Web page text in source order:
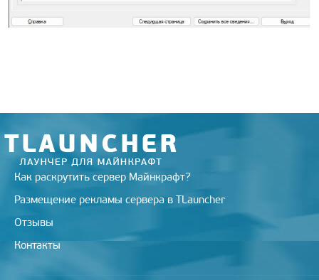
Как раскрутить сервер Майнкрафт?
Размещение рекламы сервера в TLauncher
Отзывы
Контакты